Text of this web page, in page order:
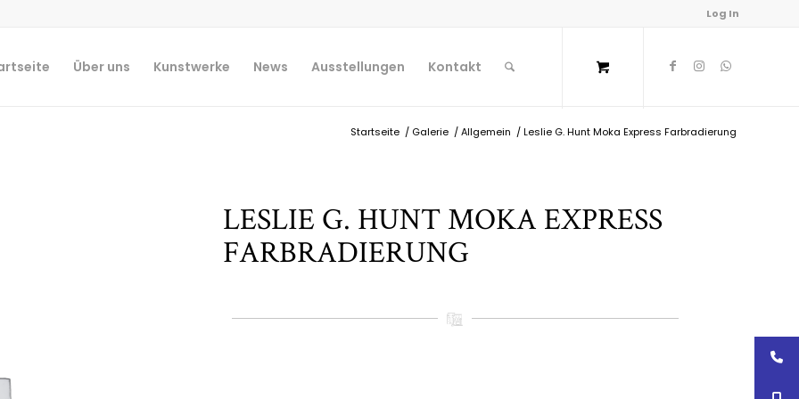
Log In
Über uns Kunstwerke News Ausstellungen Kontakt
Startseite / Galerie /Allgemein /Leslie G. Hunt Moka Express Farbradierung
LESLIE G. HUNT MOKA EXPRESS
FARBRADIERUNG